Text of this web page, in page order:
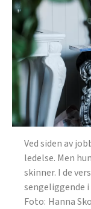
Ved siden av
ledelse. Men
skinner. I de
sengeliggende i
Hanna